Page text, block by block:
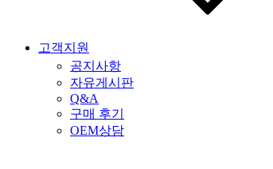
고객지원
공지사항
자유게시판
Q&A
구매 후기
OEM상담